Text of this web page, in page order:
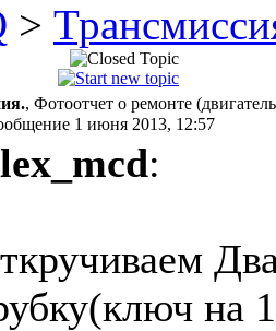
>
, Фотоотчет о ремонте
1 июня 2013, 12:57
:
на